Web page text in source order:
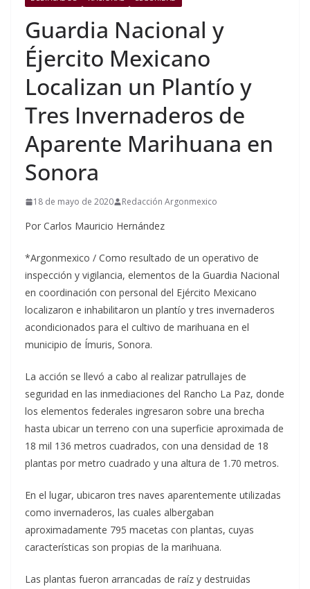
Guardia Nacional y
Éjercito Mexicano
Localizan un Plantío y
Tres Invernaderos de
Aparente Marihuana en
Sonora
18 de mayo de 2020 Redacción Argonmexico
Por Carlos Mauricio Hernández
*Argonmexico / Como resultado de un operativo de
inspección y vigilancia, elementos de la Guardia Nacional
en coordinación con personal del Ejército Mexicano
localizaron e inhabilitaron un plantío y tres invernaderos
acondicionados para el cultivo de marihuana en el
municipio de Ímuris, Sonora.
La acción se llevó a cabo al realizar patrullajes de
seguridad en las inmediaciones del Rancho La Paz, donde
los elementos federales ingresaron sobre una brecha
hasta ubicar un terreno con una superficie aproximada de
18 mil 136 metros cuadrados, con una densidad de 18
plantas por metro cuadrado y una altura de 1.70 metros.
En el lugar, ubicaron tres naves aparentemente utilizadas
como invernaderos, las cuales albergaban
aproximadamente 795 macetas con plantas, cuyas
características son propias de la marihuana.
Las plantas fueron arrancadas de raíz y destruidas